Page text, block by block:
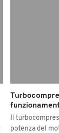
Il
potenza del